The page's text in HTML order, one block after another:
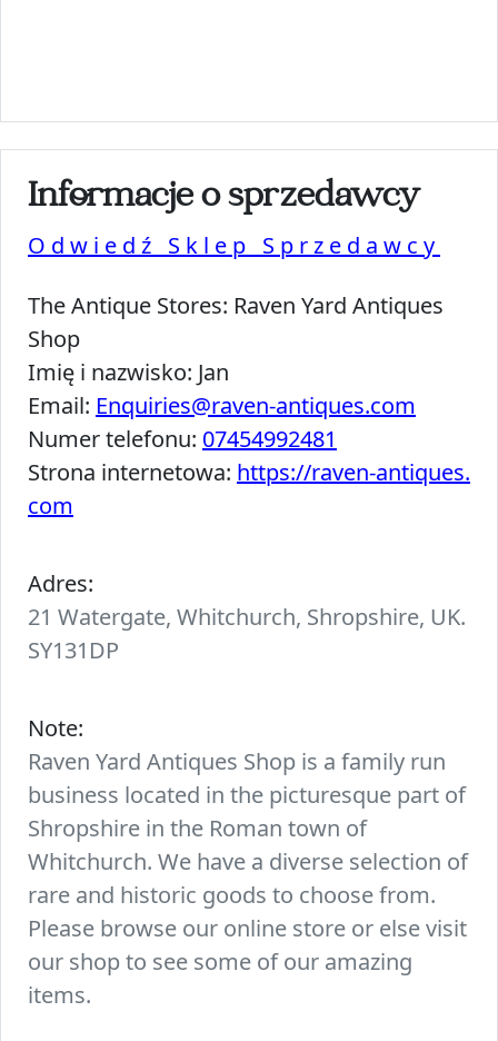
Informacje o sprzedawcy
Odwiedź Sklep Sprzedawcy
The Antique Stores: Raven Yard Antiques
Shop
Imię i nazwisko: Jan
Email: Enquiries@raven-antiques.com
Numer telefonu: 07454992481
Strona internetowa: https://raven-antiques.
com
Adres:
21 Watergate, Whitchurch, Shropshire, UK.
SY131DP
Note:
Raven Yard Antiques Shop is a family run
business located in the picturesque part of
Shropshire in the Roman town of
Whitchurch. We have a diverse selection of
rare and historic goods to choose from.
Please browse our online store or else visit
our shop to see some of our amazing
items.